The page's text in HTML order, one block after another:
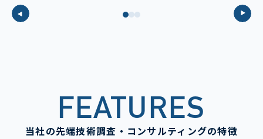
FEATURES
当社の先端技術調査・コンサルティングの特徴